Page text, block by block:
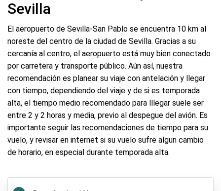
Sevilla
El aeropuerto de Sevilla-San Pablo se encuentra 10 km al
noreste del centro de la ciudad de Sevilla. Gracias a su
cercanía al centro, el aeropuerto está muy bien conectado
por carretera y transporte público. Aún así, nuestra
recomendación es planear su viaje con antelación y llegar
con tiempo, dependiendo del viaje y de si es temporada
alta, el tiempo medio recomendado para lllegar suele ser
entre 2 y 2 horas y media, previo al despegue del avión. Es
importante seguir las recomendaciones de tiempo para su
vuelo, y revisar en internet si su vuelo sufre algun cambio
de horario, en especial durante temporada alta.